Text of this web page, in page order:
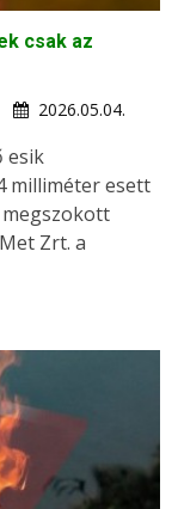
csak az
2026.05.04.
esik
milliméter esett
Zrt. a